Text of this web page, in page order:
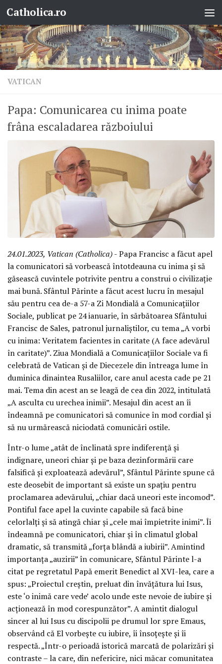
Skip to content
Catholica.ro
VATICAN
Papa: Comunicarea cu inima poate
frâna escaladarea războiului
24.01.2023, Vatican (Catholica)- Papa Francisc a făcut apel
la comunicatori să vorbească întotdeauna cu inima și să
găsească cuvintele potrivite pentru a construi o civilizație
mai bună. Sfântul Părinte a făcut acest lucru în mesajul
său pentru cea de-a 57-a Zi Mondială a Comunicațiilor
Sociale, publicat pe 24 ianuarie, în sărbătoarea Sfântului
Francisc de Sales, patronul jurnaliștilor, cu tema „A vorbi
cu inima: Veritatem facientes in caritate (A face adevărul
în caritate)”. Ziua Mondială a Comunicațiilor Sociale va fi
celebrată de Vatican și de Diecezele din întreaga lume în
duminica dinaintea Rusaliilor, care anul acesta cade pe 21
mai. Tema din acest an se leagă de cea din 2022, intitulată
„A asculta cu urechea inimii”. Mesajul din acest an îi
îndeamnă pe comunicatori să comunice în mod cordial și
să nu urmărească niciodată comunicări ostile.
Într-o lume „atât de înclinată spre indiferență și
indignare, uneori chiar și pe baza dezinformării care
falsifică și exploatează adevărul”, Sfântul Părinte spune că
este deosebit de important să existe un spațiu pentru
proclamarea adevărului, „chiar dacă uneori este incomod”.
Pontiful face apel la cuvinte capabile să facă bine
celorlalți și să atingă chiar și „cele mai împietrite inimi”. Îi
îndeamnă pe comunicatori, chiar și în climatul global
dramatic, să transmită „forța blândă a iubirii”. Amintind
importanța „auzirii” în comunicare, Sfântul Părinte l-a
citat pe regretatul Papă emerit Benedict al XVI-lea, care a
spus: „Proiectul creștin, preluat din învățătura lui Isus,
este ‘o inimă care vede’ acolo unde este nevoie de iubire și
acționează în mod corespunzător”. A amintit dialogul
sincer al lui Isus cu discipolii pe drumul lor spre Emaus,
observând că El vorbește cu iubire, îi însoțește și îi
respectă. „Într-o perioadă istorică marcată de polarizări și
contraste – la care, din nefericire, nici măcar comunitatea